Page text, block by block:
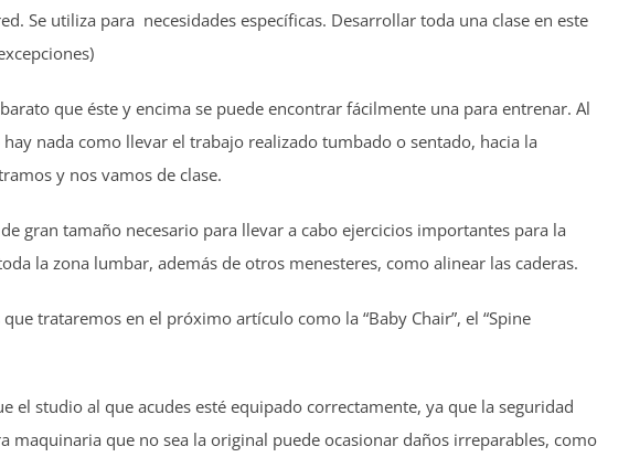
Se utiliza para necesidades específicas. Desarrollar toda una clase en este
que éste y encima se puede encontrar fácilmente una para entrenar. Al
nada como llevar el trabajo realizado tumbado o sentado, hacia la
y nos vamos de clase.
gran tamaño necesario para llevar a cabo ejercicios importantes para la
la zona lumbar, además de otros menesteres, como alinear las caderas.
trataremos en el próximo artículo como la “Baby Chair”, el “Spine
el studio al que acudes esté equipado correctamente, ya que la seguridad
maquinaria que no sea la original puede ocasionar daños irreparables, como